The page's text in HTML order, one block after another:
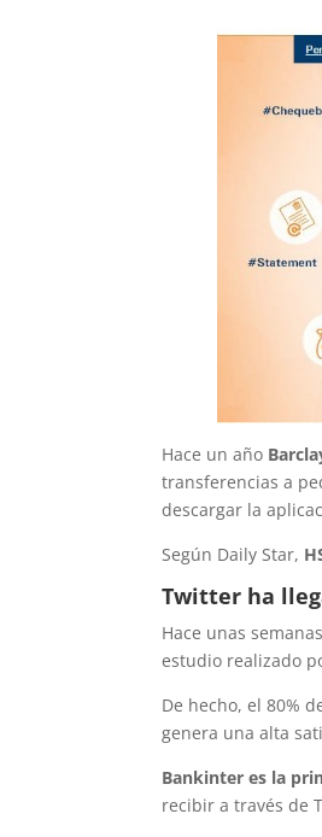
Hace un año
transferencias a
descargar la
Según Daily Star,
Twitter ha
Hace unas
estudio realizado
De hecho, el 80%
genera una alta
Bankinter es la
recibir a través de